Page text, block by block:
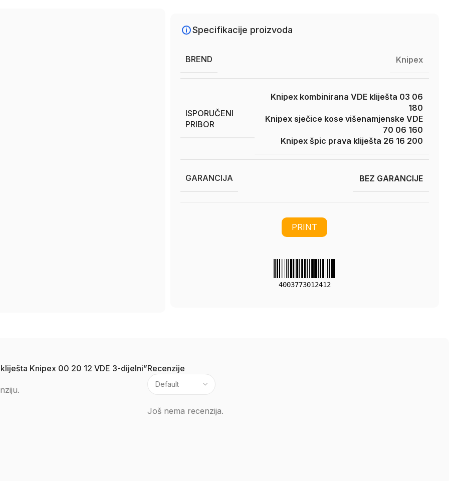
Specifikacije proizvoda
BREND Knipex
ISPORUČENI
PRIBOR
Knipex kombinirana VDE kliješta 03 06
180
Knipex sječice kose višenamjenske VDE
70 06 160
Knipex špic prava kliješta 26 16 200
GARANCIJA BEZ GARANCIJE
PRINT
4003773012412
Recenzije
Još nema recenzija.
Knipex 00 20 12 VDE 3-dijelni”